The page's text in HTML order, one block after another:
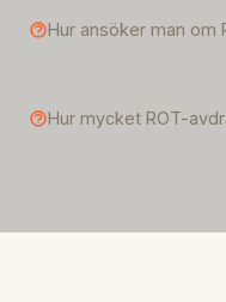
Hur ansöker man om
Hur mycket ROT-